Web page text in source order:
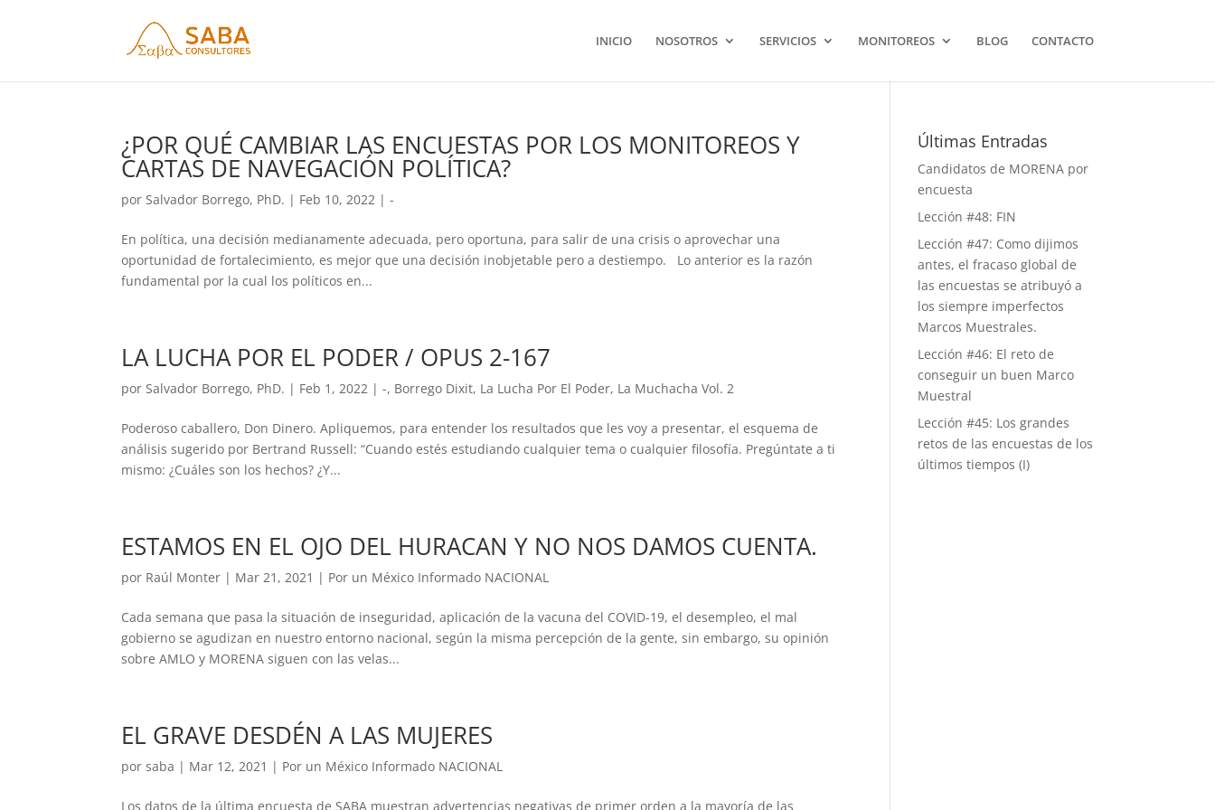
INICIO NOSOTROS SERVICIOS MONITOREOS BLOG CONTACTO
¿POR QUÉ CAMBIAR LAS ENCUESTAS POR LOS MONITOREOS Y
CARTAS DE NAVEGACIÓN POLÍTICA?
porSalvador Borrego, PhD. | Feb 10, 2022 |-
En política, una decisión medianamente adecuada, pero oportuna, para salir de una crisis o aprovechar una
oportunidad de fortalecimiento, es mejor que una decisión inobjetable pero a destiempo. Lo anterior es la razón
fundamental por la cual los políticos en...
LA LUCHA POR EL PODER / OPUS 2-167
porSalvador Borrego, PhD. | Feb 1, 2022 |-, Borrego Dixit, La Lucha Por El Poder, La Muchacha Vol. 2
Poderoso caballero, Don Dinero. Apliquemos, para entender los resultados que les voy a presentar, el esquema de
análisis sugerido por Bertrand Russell: “Cuando estés estudiando cualquier tema o cualquier filosofía. Pregúntate a ti
mismo: ¿Cuáles son los hechos? ¿Y...
ESTAMOS EN EL OJO DEL HURACAN Y NO NOS DAMOS CUENTA.
por Raúl Monter | Mar 21, 2021 | Por un México Informado NACIONAL
Cada semana que pasa la situación de inseguridad, aplicación de la vacuna del COVID-19, el desempleo, el mal
gobierno se agudizan en nuestro entorno nacional, según la misma percepción de la gente, sin embargo, su opinión
sobre AMLO y MORENA siguen con las velas...
EL GRAVE DESDÉN A LAS MUJERES
porsaba | Mar 12, 2021 | Por un México Informado NACIONAL
Los datos de la última encuesta de SABA muestran advertencias negativas de primer orden a la mayoría de las
Últimas Entradas
Candidatos de MORENA por
encuesta
Lección #48: FIN
Lección #47: Como dijimos
antes, el fracaso global de
las encuestas se atribuyó a
los siempre imperfectos
Marcos Muestrales.
Lección #46: El reto de
conseguir un buen Marco
Muestral
Lección #45: Los grandes
retos de las encuestas de los
últimos tiempos (I)